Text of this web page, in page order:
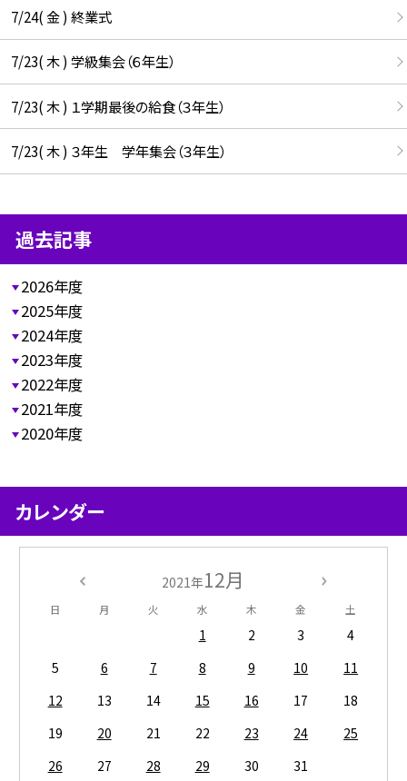
7/24( 金 ) 終業式
7/23( 木 ) 学級集会（６年生）
7/23( 木 ) １学期最後の給食（３年生）
7/23( 木 ) ３年生 学年集会（３年生）
過去記事
2026年度
2025年度
2024年度
2023年度
2022年度
2021年度
2020年度
カレンダー
2021年12月
日 月 火 水 木 金 土
1 2 3
4
5
6 7 8 9 10
11
12
13 14 15 16 17
18
19
20 21 22 23 24
25
26
27 28 29 30 31